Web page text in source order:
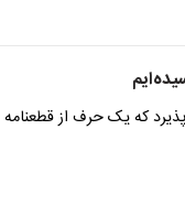
که یک حرف از قطعنامه